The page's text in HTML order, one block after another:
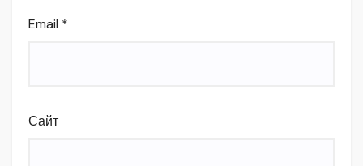
Email *
Сайт